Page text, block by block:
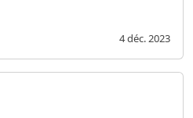
4 déc. 2023